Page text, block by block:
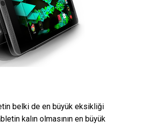
belki de en büyük eksikliği
kalın olmasının en büyük